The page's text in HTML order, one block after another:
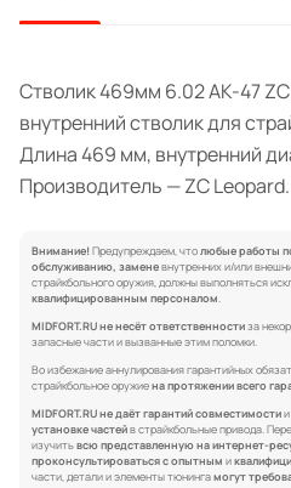
Стволик 469мм 6.02 AK-47
внутренний стволик для
Длина 469 мм, внутренний
Производитель — ZC Leopard.
Внимание!Предупреждаем, чтолюбые работы
обслуживанию, заменевнутренних и/или
страйкбольного оружия, должны выполняться
квалифицированным персоналом.
MIDFORT.RU не несёт ответственностиза
запасные части и вызванные этим поломки.
Во избежание аннулирования гарантийных
страйкбольное оружиена протяжении всего
MIDFORT.RU не даёт гарантий совместимостии
установке частейв страйкбольные привода.
изучитьвсю представленную на интернет-
проконсультироваться с опытным и
части, детали и элементы тюнингамогут